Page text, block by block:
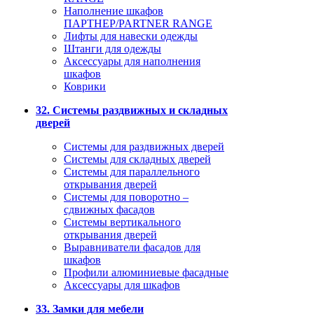
Наполнение шкафов
ПАРТНЕР/PARTNER RANGE
Лифты для навески одежды
Штанги для одежды
Аксессуары для наполнения
шкафов
Коврики
32. Системы раздвижных и складных
дверей
Системы для раздвижных дверей
Системы для складных дверей
Системы для параллельного
открывания дверей
Системы для поворотно –
сдвижных фасадов
Системы вертикального
открывания дверей
Выравниватели фасадов для
шкафов
Профили алюминиевые фасадные
Аксессуары для шкафов
33. Замки для мебели